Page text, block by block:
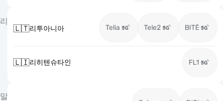
리
🇱🇹리투아니아 Telia Tele2 BITĖ
🇱🇮리히텐슈타인 FL1
말